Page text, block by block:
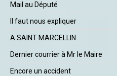
Mail au Député
Il faut nous expliquer
A SAINT MARCELLIN
Dernier courrier à Mr le Maire
Encore un accident